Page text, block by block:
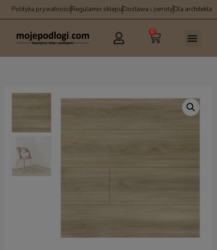
Polityka prywatnościRegulamin sklepuDostawa i zwrotyDla architekta
0